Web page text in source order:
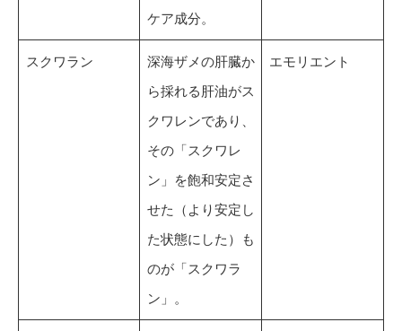
ケア成分。
スクワラン
深海ザメの肝臓か
ら採れる肝油がス
クワレンであり、
その「スクワレ
ン」を飽和安定さ
せた（より安定し
た状態にした）も
のが「スクワラ
ン」。
エモリエント